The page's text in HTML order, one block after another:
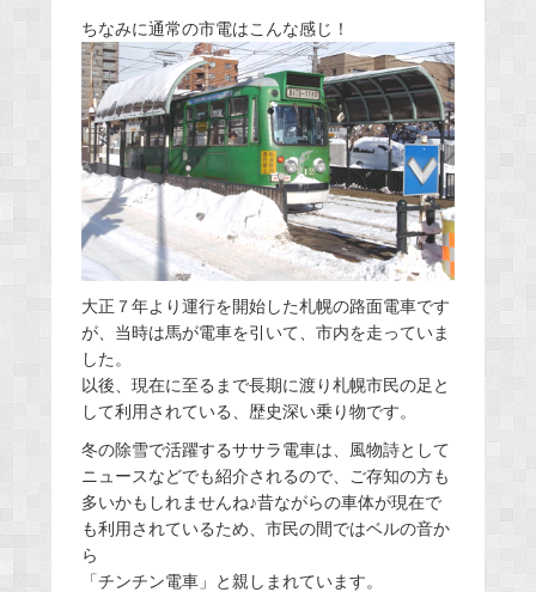
ちなみに通常の市電はこんな感じ！
大正７年より運行を開始した札幌の路面電車です
が、当時は馬が電車を引いて、市内を走っていま
した。
以後、現在に至るまで長期に渡り札幌市民の足と
して利用されている、歴史深い乗り物です。
冬の除雪で活躍するササラ電車は、風物詩として
ニュースなどでも紹介されるので、ご存知の方も
多いかもしれませんね♪昔ながらの車体が現在で
も利用されているため、市民の間ではベルの音か
ら
「チンチン電車」と親しまれています。